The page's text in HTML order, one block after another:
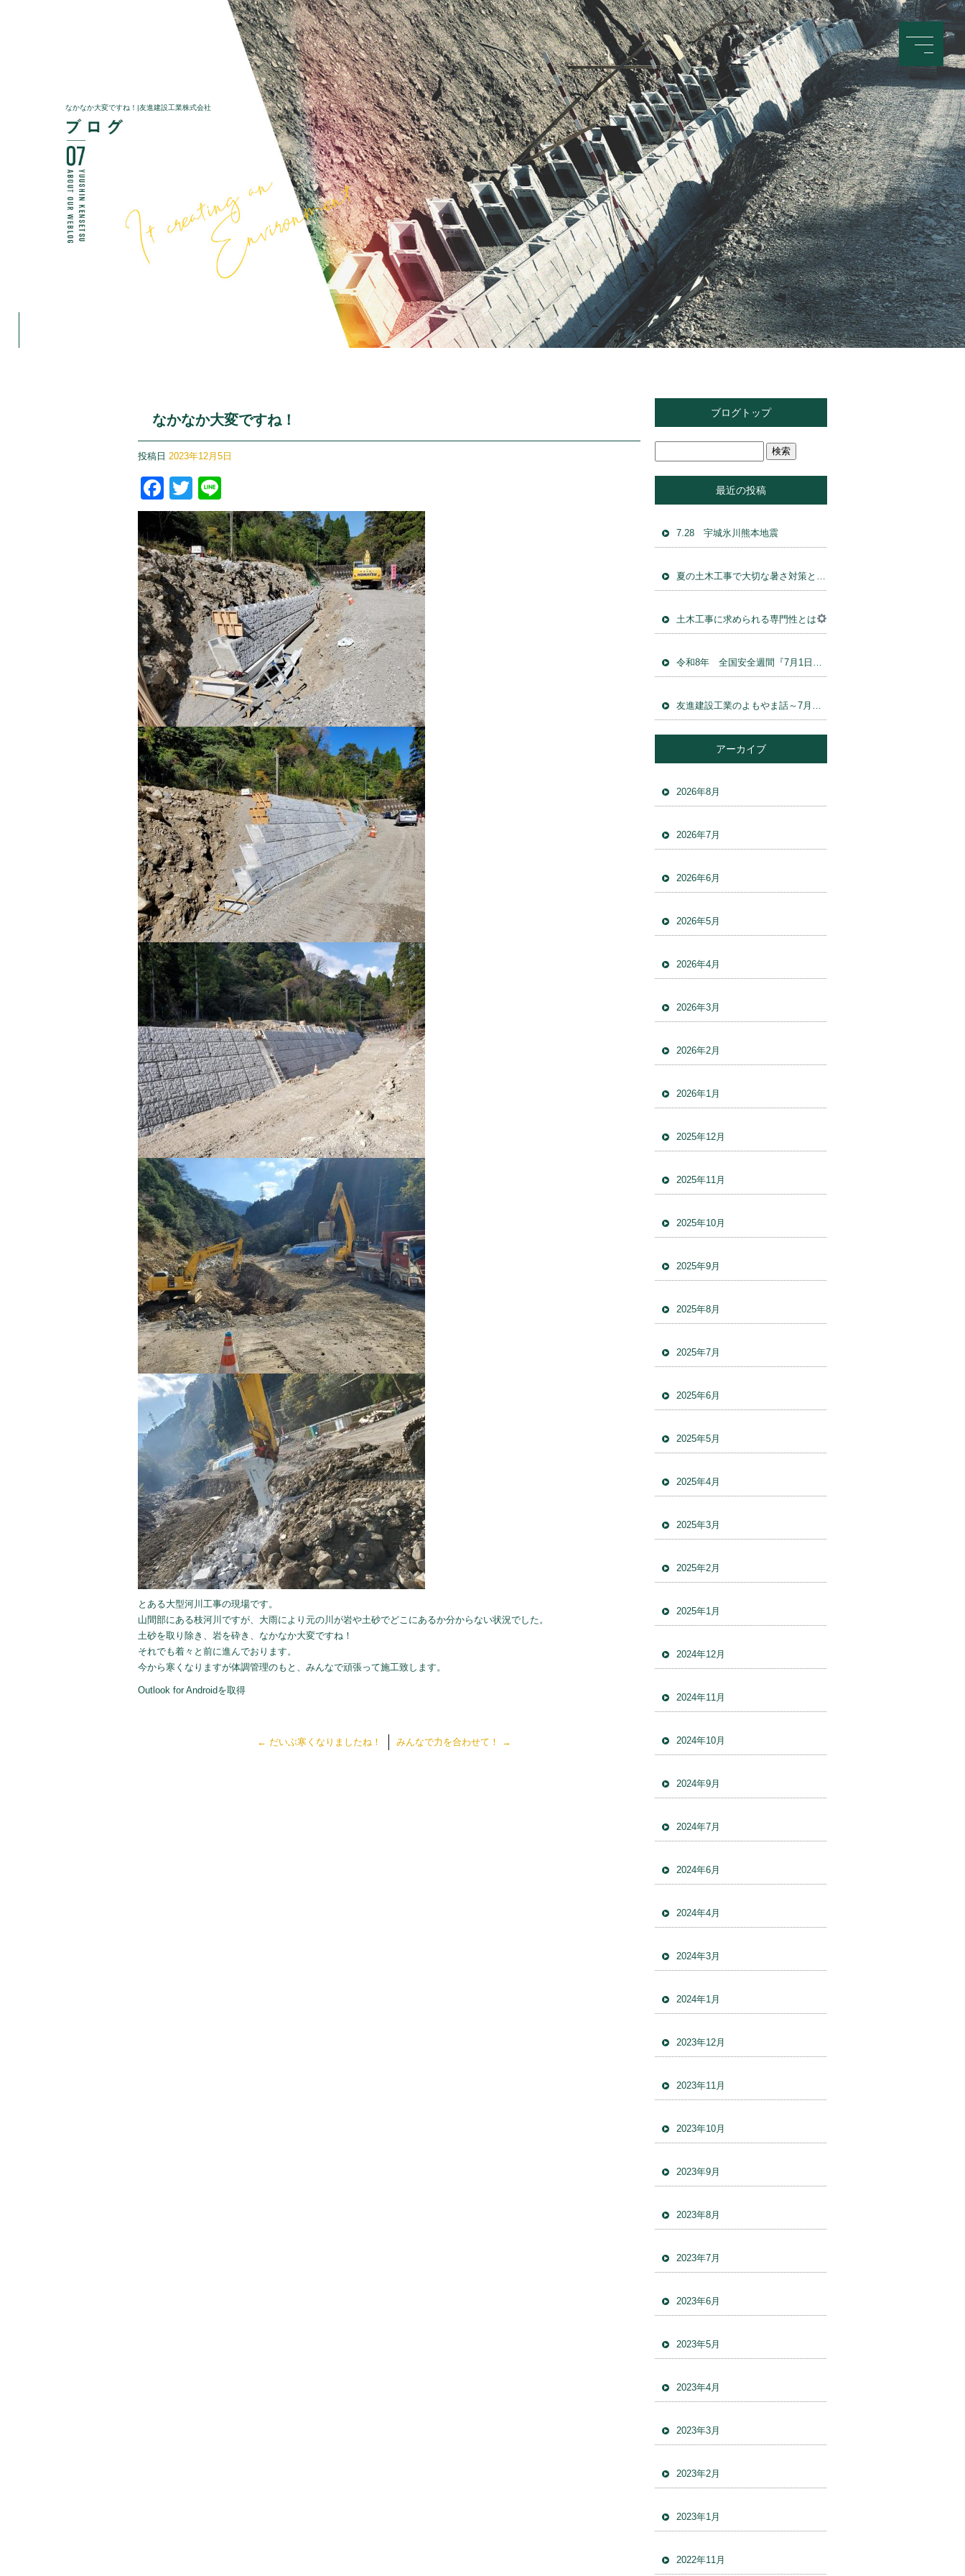
なかなか大変ですね！|友進建設工業株式会社
なかなか大変ですね！
投稿日 2023年12月5日
Facebook
Twitter
とある大型河川工事の現場です。
山間部にある枝河川ですが、大雨により元の川が岩や土砂でどこにあるか分からない状況でした。
土砂を取り除き、岩を砕き、なかなか大変ですね！
それでも着々と前に進んでおります。
今から寒くなりますが体調管理のもと、みんなで頑張って施工致します。
Outlook for Androidを取得
← だいぶ寒くなりましたね！ みんなで力を合わせて！ →
ブログトップ
最近の投稿
7.28 宇城氷川熊本地震
夏の土木工事で大切な暑さ対策と施工管理
土木工事に求められる専門性とは
令和8年 全国安全週間『7月1日〜7月7日』安 全パトロール
友進建設工業のよもやま話～7月の土木工事で気をつけたいポイント
アーカイブ
2026年8月
2026年7月
2026年6月
2026年5月
2026年4月
2026年3月
2026年2月
2026年1月
2025年12月
2025年11月
2025年10月
2025年9月
2025年8月
2025年7月
2025年6月
2025年5月
2025年4月
2025年3月
2025年2月
2025年1月
2024年12月
2024年11月
2024年10月
2024年9月
2024年7月
2024年6月
2024年4月
2024年3月
2024年1月
2023年12月
2023年11月
2023年10月
2023年9月
2023年8月
2023年7月
2023年6月
2023年5月
2023年4月
2023年3月
2023年2月
2023年1月
2022年11月